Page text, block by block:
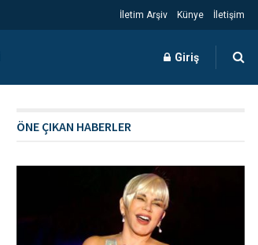
İletim Arşiv Künye İletişim
Giriş
ÖNE ÇIKAN HABERLER